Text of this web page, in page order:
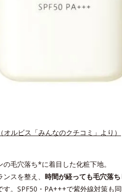
ルビス「みんなのクチコミ」より）
毛穴落ち*に着目した化粧下地。
スを整え、 時間が経っても毛穴落
。SPF50・PA+++で紫外線対策も